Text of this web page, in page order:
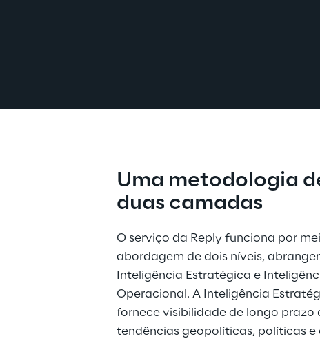
Uma metodologia
duas camadas
O serviço da Reply funciona por
abordagem de dois níveis,
Inteligência Estratégica e
Operacional. A Inteligência
fornece visibilidade de longo prazo
tendências geopolíticas, políticas e